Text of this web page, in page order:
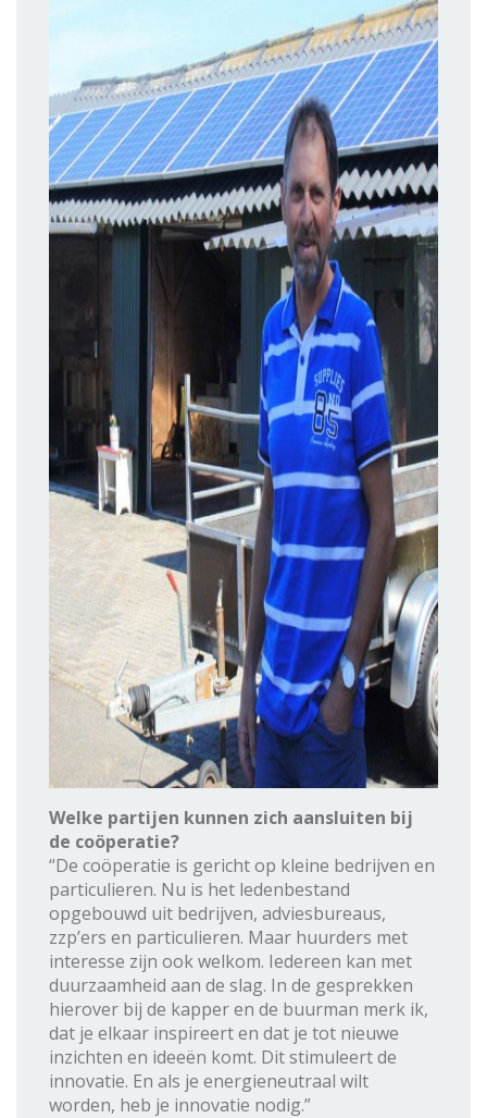
Welke partijen kunnen zich aansluiten bij
de coöperatie?
“De coöperatie is gericht op kleine bedrijven en
particulieren. Nu is het ledenbestand
opgebouwd uit bedrijven, adviesbureaus,
zzp’ers en particulieren. Maar huurders met
interesse zijn ook welkom. Iedereen kan met
duurzaamheid aan de slag. In de gesprekken
hierover bij de kapper en de buurman merk ik,
dat je elkaar inspireert en dat je tot nieuwe
inzichten en ideeën komt. Dit stimuleert de
innovatie. En als je energieneutraal wilt
worden, heb je innovatie nodig.”